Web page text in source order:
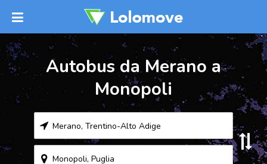
Autobus da Merano a
Monopoli